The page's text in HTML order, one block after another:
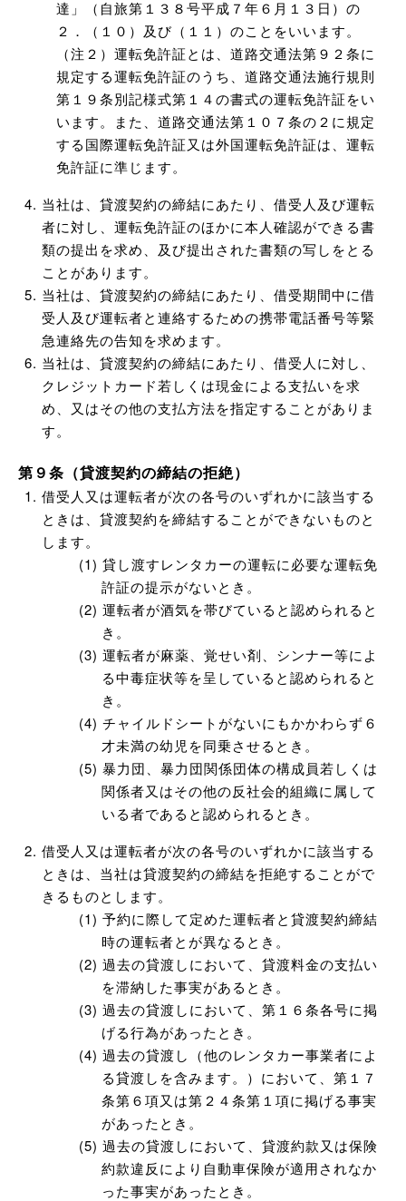
達」（自旅第１３８号平成７年６月１３日）の
２．（１０）及び（１１）のことをいいます。
（注２）運転免許証とは、道路交通法第９２条に
規定する運転免許証のうち、道路交通法施行規則
第１９条別記様式第１４の書式の運転免許証をい
います。また、道路交通法第１０７条の２に規定
する国際運転免許証又は外国運転免許証は、運転
免許証に準じます。
当社は、貸渡契約の締結にあたり、借受人及び運転
者に対し、運転免許証のほかに本人確認ができる書
類の提出を求め、及び提出された書類の写しをとる
ことがあります。
当社は、貸渡契約の締結にあたり、借受期間中に借
受人及び運転者と連絡するための携帯電話番号等緊
急連絡先の告知を求めます。
当社は、貸渡契約の締結にあたり、借受人に対し、
クレジットカード若しくは現金による支払いを求
め、又はその他の支払方法を指定することがありま
す。
第９条（貸渡契約の締結の拒絶）
借受人又は運転者が次の各号のいずれかに該当する
ときは、貸渡契約を締結することができないものと
します。
貸し渡すレンタカーの運転に必要な運転免
許証の提示がないとき。
運転者が酒気を帯びていると認められると
き。
運転者が麻薬、覚せい剤、シンナー等によ
る中毒症状等を呈していると認められると
き。
チャイルドシートがないにもかかわらず６
才未満の幼児を同乗させるとき。
暴力団、暴力団関係団体の構成員若しくは
関係者又はその他の反社会的組織に属して
いる者であると認められるとき。
借受人又は運転者が次の各号のいずれかに該当する
ときは、当社は貸渡契約の締結を拒絶することがで
きるものとします。
予約に際して定めた運転者と貸渡契約締結
時の運転者とが異なるとき。
過去の貸渡しにおいて、貸渡料金の支払い
を滞納した事実があるとき。
過去の貸渡しにおいて、第１６条各号に掲
げる行為があったとき。
過去の貸渡し（他のレンタカー事業者によ
る貸渡しを含みます。）において、第１７
条第６項又は第２４条第１項に掲げる事実
があったとき。
過去の貸渡しにおいて、貸渡約款又は保険
約款違反により自動車保険が適用されなか
った事実があったとき。